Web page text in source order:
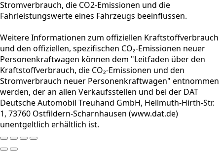
Stromverbrauch, die CO2-Emissionen und die
Fahrleistungswerte eines Fahrzeugs beeinflussen.
Weitere Informationen zum offiziellen Kraftstoffverbrauch
und den offiziellen, spezifischen CO₂-Emissionen neuer
Personenkraftwagen können dem "Leitfaden über den
Kraftstoffverbrauch, die CO₂-Emissionen und den
Stromverbrauch neuer Personenkraftwagen" entnommen
werden, der an allen Verkaufsstellen und bei der DAT
Deutsche Automobil Treuhand GmbH, Hellmuth-Hirth-Str.
1, 73760 Ostfildern-Scharnhausen (www.dat.de)
unentgeltlich erhältlich ist.